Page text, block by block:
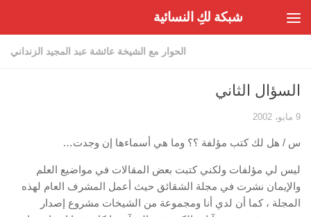
شبكة لكِ النسائية
الحوار مع الشيخة عائشة عبد المجيد الزنداني
السؤال الثاني
9 مايو، 2002
س / هل لك كتب مؤلفة ؟؟ وما هي أسماءها إن وجدت…
ليس لي مؤلفات ولكني كتبت بعض المقالات في مواضيع العلم
والإيمان نشرت في مجلة الشقائق حيث أعمل المشرف العام لهذه
المجلة ، كما أن لدي أنا ومجموعة من الشيخات مشروع إصدار